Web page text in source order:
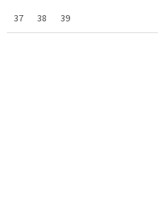
37
38 39